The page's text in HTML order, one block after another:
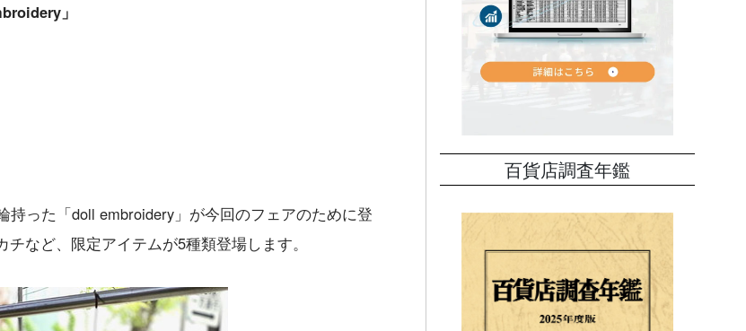
」
持った「doll embroidery」が今回のフェアのために登
など、限定アイテムが5種類登場します。
百貨店調査年鑑